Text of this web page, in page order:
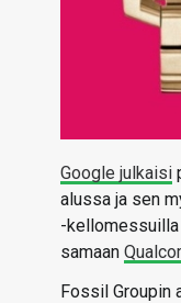
Google julkaisi
alussa ja sen
-
samaan
Fossil Groupin